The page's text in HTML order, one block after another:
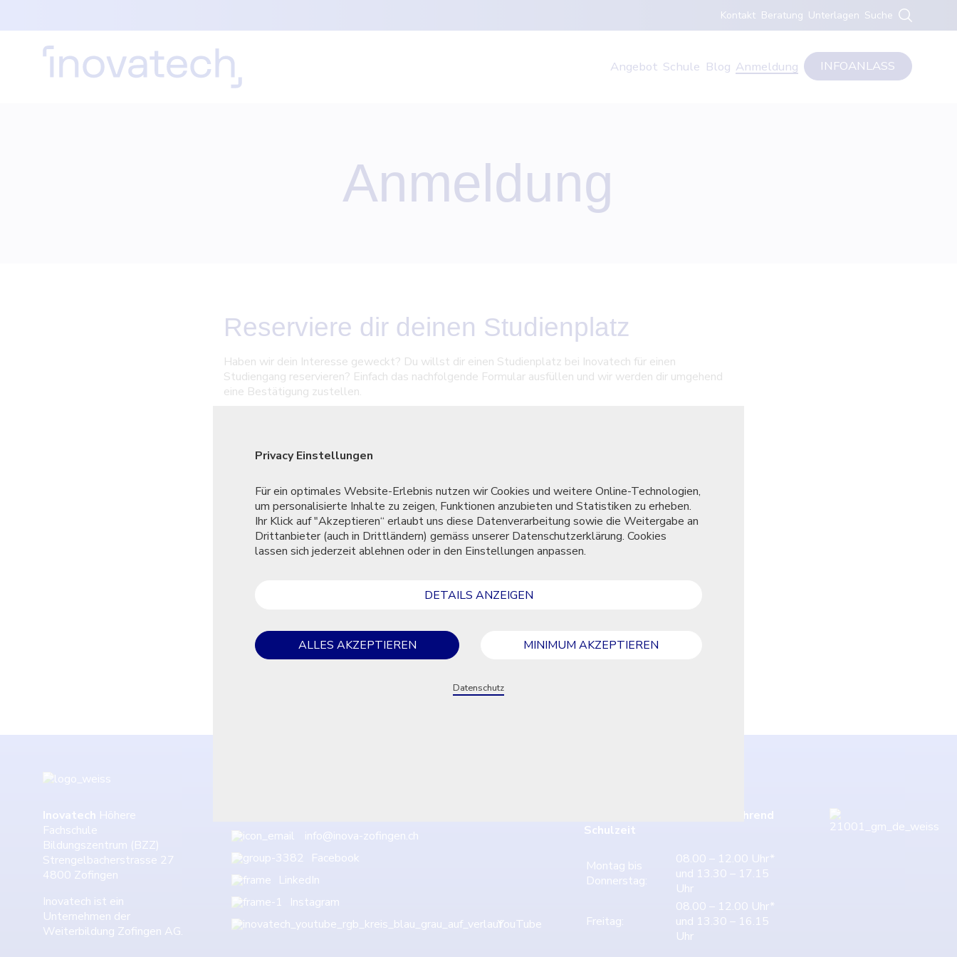
Kontakt Beratung Unterlagen Suche
Angebot Schule Blog Anmeldung INFOANLASS
Anmeldung
Reserviere dir deinen Studienplatz
Haben wir dein Interesse geweckt? Du willst dir einen Studienplatz bei Inovatech für einen
Studiengang reservieren? Einfach das nachfolgende Formular ausfüllen und wir werden dir umgehend
eine Bestätigung zustellen.
wir dir, dich möglichst früh anzumelden.
Inovatech Höhere
Fachschule
Bildungszentrum (BZZ)
Strengelbacherstrasse 27
4800 Zofingen
Inovatech ist ein
Unternehmen der
Weiterbildung Zofingen AG.
info@inova-zofingen.ch
Facebook
LinkedIn
Instagram
YouTube
ährend
Schulzeit
Montag bis
Donnerstag:
08.00 – 12.00 Uhr*
und 13.30 – 17.15
Uhr
Freitag:
08.00 – 12.00 Uhr*
und 13.30 – 16.15
Uhr
Privacy Einstellungen
Für ein optimales Website-Erlebnis nutzen wir Cookies und weitere Online-Technologien,
um personalisierte Inhalte zu zeigen, Funktionen anzubieten und Statistiken zu erheben.
Ihr Klick auf "Akzeptieren“ erlaubt uns diese Datenverarbeitung sowie die Weitergabe an
Drittanbieter (auch in Drittländern) gemäss unserer Datenschutzerklärung. Cookies
lassen sich jederzeit ablehnen oder in den Einstellungen anpassen.
DETAILS ANZEIGEN
ALLES AKZEPTIEREN MINIMUM AKZEPTIEREN
Datenschutz